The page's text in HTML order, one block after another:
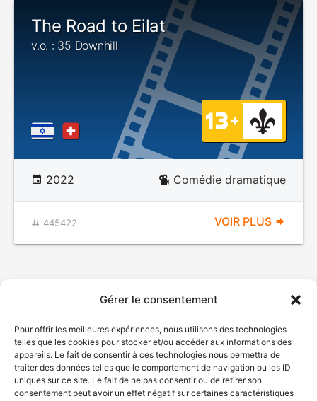
Gérer le consentement
Pour offrir les meilleures expériences, nous utilisons des technologies
telles que les cookies pour stocker et/ou accéder aux informations des
appareils. Le fait de consentir à ces technologies nous permettra de
traiter des données telles que le comportement de navigation ou les ID
uniques sur ce site. Le fait de ne pas consentir ou de retirer son
consentement peut avoir un effet négatif sur certaines caractéristiques
The Road to Eilat
v.o. : 35 Downhill
2022 Comédie dramatique
445422 VOIR PLUS